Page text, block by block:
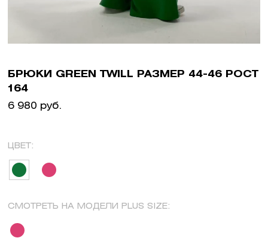
БРЮКИ GREEN TWILL РАЗМЕР 44-46 РОСТ
164
6 980 руб.
ЦВЕТ:
СМОТРЕТЬ НА МОДЕЛИ PLUS SIZE: